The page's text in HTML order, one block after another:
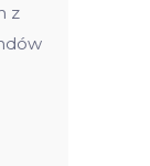
z